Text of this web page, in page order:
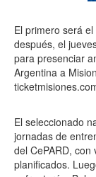
El primero será
después, el
para presenciar
Argentina a
El seleccionado
jornadas de
del CePARD,
planificados.